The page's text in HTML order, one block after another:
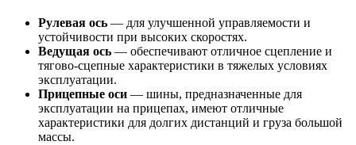
Рулевая ось — для улучшенной управляемости и
устойчивости при высоких скоростях.
Ведущая ось — обеспечивают отличное сцепление и
тягово-сцепные характеристики в тяжелых условиях
эксплуатации.
Прицепные оси — шины, предназначенные для
эксплуатации на прицепах, имеют отличные
характеристики для долгих дистанций и груза большой
массы.